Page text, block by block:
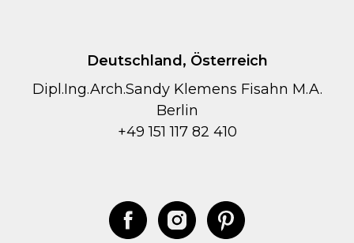
Deutschland, Österreich
Dipl.Ing.Arch.Sandy Klemens Fisahn M.A.
Berlin
+49 151 117 82 410